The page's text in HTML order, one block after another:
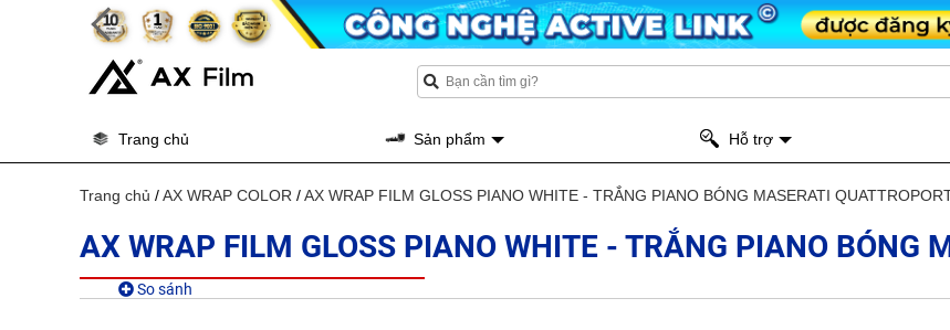
Trang chủ Sản phẩm Hỗ trợ
Trang chủ /AX WRAP COLOR /AX WRAP FILM GLOSS PIANO WHITE - TRẮNG PIANO BÓNG MASERATI
AX WRAP FILM GLOSS PIANO WHITE - TRẮNG PIANO BÓNG
So sánh